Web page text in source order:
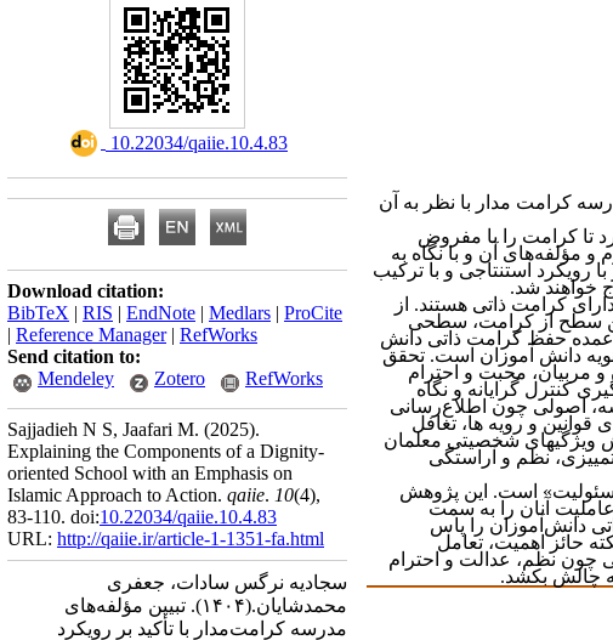
کرامت مدار با نظر به آن
تا کرامت را با مفروض
و مؤلفه‌های آن و با نگاه به
رویکرد استنتاجی و با ترکیب
خواهند شد.
کرامت ذاتی هستند. از
سطح از کرامت، سطحی
حفظ کرامت ذاتی دانش
دانش آموزان است. تحقق
مربیان، محبت و احترام
کنترل گرایانه و نگاه
اصولی چون اطلاع‌رسانی
قوانین و رویه ها، تغافل
ویژگیهای شخصیتی معلمان
نظم و آراستگی
است. این پژوهش
آنان را به سمت
دانش‌آموزان را پاس
حائز اهمیت، تعامل
چون نظم، عدالت و احترام
چالش بکشد.
‎ 10.22034/qaiie.10.4.83
Download citation:
BibTeX | RIS | EndNote | Medlars | ProCite
| Reference Manager| RefWorks
Send citation to:
Mendeley
Zotero RefWorks
Sajjadieh N S, Jaafari M. (2025).
Explaining the Components of a Dignity-
oriented School with an Emphasis on
Islamic Approach to Action. qaiie. 10(4),
83-110. doi:10.22034/qaiie.10.4.83
URL: http://qaiie.ir/article-1-1351-fa.html
سجادیه نرگس سادات، جعفری
محمدشایان.(۱۴۰۴).
تبیین مؤلفه‌های
مدرسه کرامت‌مدار با تأکید بر رویکرد